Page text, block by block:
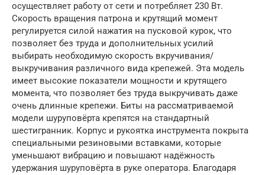
осуществляет работу от сети и потребляет 230 Вт.
Скорость вращения патрона и крутящий момент
регулируется силой нажатия на пусковой курок, что
позволяет без труда и дополнительных усилий
выбирать необходимую скорость вкручивания/
выкручивания различного вида крепежей. Эта модель
имеет высокие показатели мощности и крутящего
момента, что позволяет без труда выкручивать даже
очень длинные крепежи. Биты на рассматриваемой
модели шуруповёрта крепятся на стандартный
шестигранник. Корпус и рукоятка инструмента покрыта
специальными резиновыми вставками, которые
уменьшают вибрацию и повышают надёжность
удержания шуруповёрта в руке оператора. Благодаря